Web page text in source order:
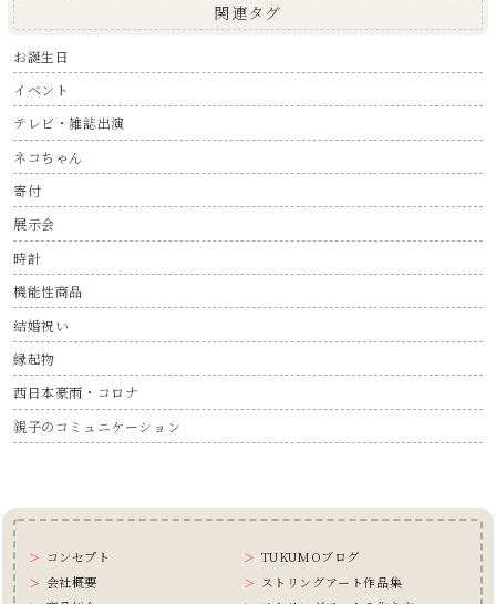
関連タグ
お誕生日
イベント
テレビ・雑誌出演
ネコちゃん
寄付
展示会
時計
機能性商品
結婚祝い
縁起物
西日本豪雨・コロナ
親子のコミュニケーション
コンセプト
TUKUMOブログ
会社概要
ストリングアート作品集